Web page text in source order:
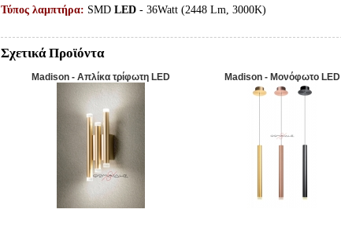
Τύπος λαμπτήρα: SMDLED - 36Watt (2448 Lm, 3000K)
Σχετικά Προϊόντα
Madison - Απλίκα τρίφωτη LED Madison - Μονόφωτο LED